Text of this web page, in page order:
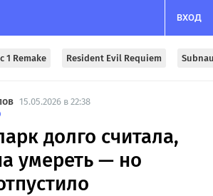
ВХОД
1 Remake Resident Evil Requiem
15.05.2026 в 22:38
долго считала,
умереть — но